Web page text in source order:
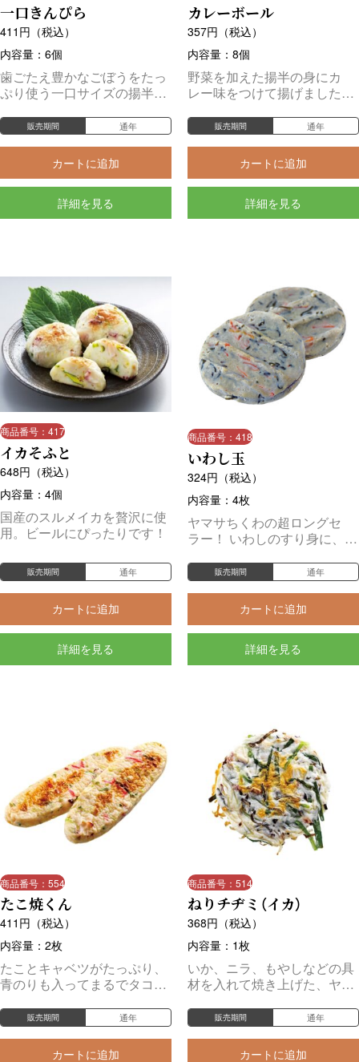
一口きんぴら
411 円（税込）
内容量：6個
歯ごたえ豊かなごぼうをたっ
ぷり使う一口サイズの揚半。
販売期間 通年
カートに追加
詳細を見る
カレーボール
357円（税込）
内容量：8個
野菜を加えた揚半の身にカ
レー味をつけて揚げました。
販売期間 通年
カートに追加
詳細を見る
商品番号：417
イカそふと
648円（税込）
内容量：4個
国産のスルメイカを贅沢に使
用。ビールにぴったりです！
販売期間 通年
カートに追加
詳細を見る
商品番号：418
いわし玉
324円（税込）
内容量：4枚
ヤマサちくわの超ロングセ
ラー！ いわしのすり身に、に
豊かな味わいのつみれです。
販売期間 通年
カートに追加
詳細を見る
商品番号：554
たこ焼くん
411 円（税込）
内容量：2枚
たことキャベツがたっぷり、
青のりも入ってまるでタコ焼
販売期間 通年
カートに追加
商品番号：514
ねりチヂミ（イカ）
368円（税込）
内容量：1枚
いか、ニラ、もやしなどの具
材を入れて焼き上げた、ヤマ
販売期間 通年
カートに追加